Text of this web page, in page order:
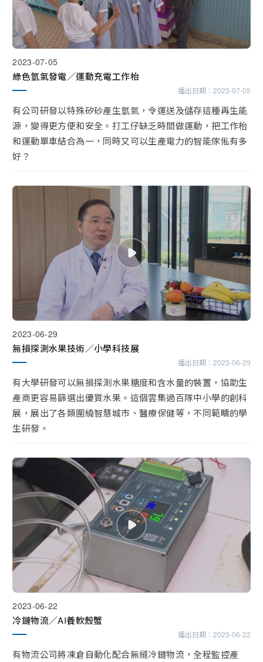
2023-07-05
綠色氫氣發電／運動充電工作枱
播出日期： 2023-07-05
有公司研發以特殊矽砂產生氫氣，令運送及儲存這種再生能
源，變得更方便和安全。打工仔缺乏時間做運動，把工作枱
和運動單車結合為一，同時又可以生產電力的智能傢俬有多
好？
2023-06-29
無損探測水果技術／小學科技展
播出日期： 2023-06-29
有大學研發可以無損探測水果糖度和含水量的裝置，協助生
產商更容易篩選出優質水果。這個雲集過百隊中小學的創科
展，展出了各類圍繞智慧城市、醫療保健等，不同範疇的學
生研發。
2023-06-22
冷鏈物流／AI養軟殼蟹
播出日期： 2023-06-22
有物流公司將凍倉自動化配合無縫冷鏈物流，全程監控產